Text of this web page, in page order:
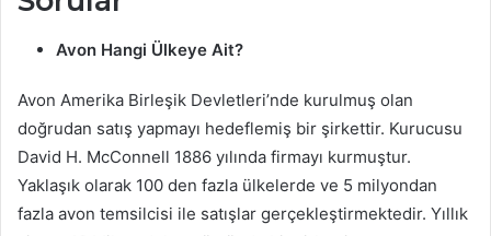
Avon Hangi Ülkeye Ait?
Avon Amerika Birleşik Devletleri’nde kurulmuş olan
doğrudan satış yapmayı hedeflemiş bir şirkettir. Kurucusu
David H. McConnell 1886 yılında firmayı kurmuştur.
Yaklaşık olarak 100 den fazla ülkelerde ve 5 milyondan
fazla avon temsilcisi ile satışlar gerçekleştirmektedir. Yıllık